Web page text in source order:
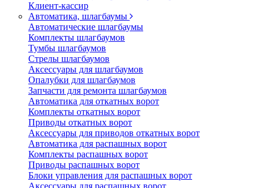
Клиент-кассир
Автоматика, шлагбаумы
Автоматические шлагбаумы
Комплекты шлагбаумов
Тумбы шлагбаумов
Стрелы шлагбаумов
Аксессуары для шлагбаумов
Опалубки для шлагбаумов
Запчасти для ремонта шлагбаумов
Автоматика для откатных ворот
Комплекты откатных ворот
Приводы откатных ворот
Аксессуары для приводов откатных ворот
Автоматика для распашных ворот
Комплекты распашных ворот
Приводы распашных ворот
Блоки управления для распашных ворот
Аксессуары для распашных ворот